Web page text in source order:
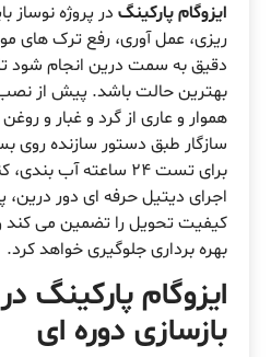
ایزوگام پارکینگ در پروژه نوساز
ریزی، عمل آوری، رفع ترک های
دقیق به سمت درین انجام شود
بهترین حالت باشد. پیش از
هموار و عاری از گرد و غبار و
سازگار طبق دستور سازنده روی
برای تست ۲۴ ساعته آب
اجرای دیتیل حرفه ای دور درین،
کیفیت تحویل را تضمین می کند
بهره برداری جلوگیری خواهد کرد.
ایزوگام پارکینگ
بازسازی دوره ای